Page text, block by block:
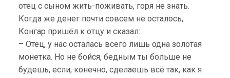
отец с сыном жить-поживать, горя не знать.
Когда же денег почти совсем не осталось,
Конгар пришёл к отцу и сказал:
– Отец, у нас осталась всего лишь одна золотая
монетка. Но не бойся, бедным ты больше не
будешь, если, конечно, сделаешь всё так, как я